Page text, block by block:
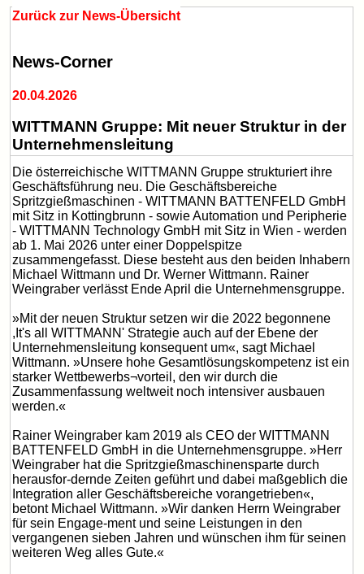
Zurück zur News-Übersicht
News-Corner
20.04.2026
WITTMANN Gruppe: Mit neuer Struktur in der
Unternehmensleitung
Die österreichische WITTMANN Gruppe strukturiert ihre
Geschäftsführung neu. Die Geschäftsbereiche
Spritzgießmaschinen - WITTMANN BATTENFELD GmbH
mit Sitz in Kottingbrunn - sowie Automation und Peripherie
- WITTMANN Technology GmbH mit Sitz in Wien - werden
ab 1. Mai 2026 unter einer Doppelspitze
zusammengefasst. Diese besteht aus den beiden Inhabern
Michael Wittmann und Dr. Werner Wittmann. Rainer
Weingraber verlässt Ende April die Unternehmensgruppe.
»Mit der neuen Struktur setzen wir die 2022 begonnene
,It's all WITTMANN' Strategie auch auf der Ebene der
Unternehmensleitung konsequent um«, sagt Michael
Wittmann. »Unsere hohe Gesamtlösungskompetenz ist ein
starker Wettbewerbs¬vorteil, den wir durch die
Zusammenfassung weltweit noch intensiver ausbauen
werden.«
Rainer Weingraber kam 2019 als CEO der WITTMANN
BATTENFELD GmbH in die Unternehmensgruppe. »Herr
Weingraber hat die Spritzgießmaschinensparte durch
herausfor-dernde Zeiten geführt und dabei maßgeblich die
Integration aller Geschäftsbereiche vorangetrieben«,
betont Michael Wittmann. »Wir danken Herrn Weingraber
für sein Engage-ment und seine Leistungen in den
vergangenen sieben Jahren und wünschen ihm für seinen
weiteren Weg alles Gute.«